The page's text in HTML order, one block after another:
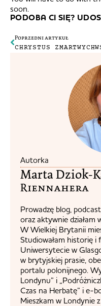
soon.
PODOBA CI SIĘ?
Poprzedni artykuł
Autorka
Marta Dziok-
Riennahera​
Prowadzę blog,
oraz aktywnie działam
W Wielkiej Brytanii
Studiowałam historię i
Uniwersytecie w
w brytyjskiej prasie,
portalu polonijnego.
Londynu” i
Czas na Herbatę” i e-
Mieszkam w Londynie